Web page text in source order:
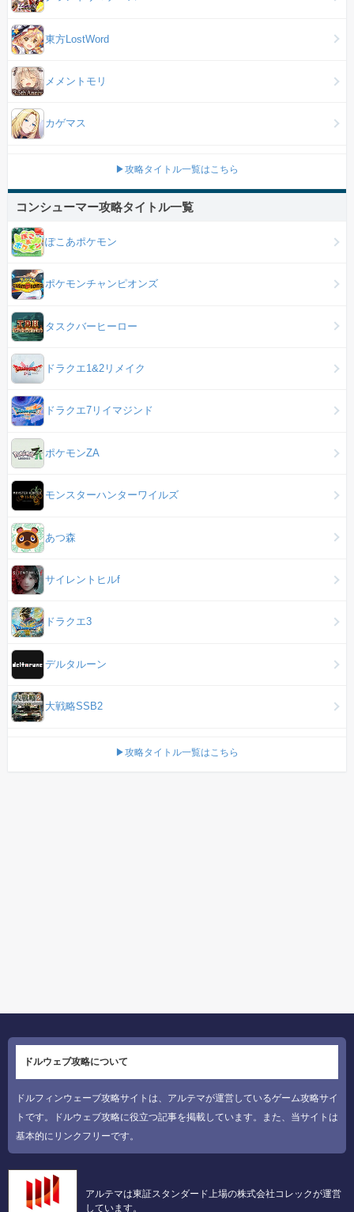
東方LostWord
メメントモリ
カゲマス
▶攻略タイトル一覧はこちら
コンシューマー攻略タイトル一覧
ぽこあポケモン
ポケモンチャンピオンズ
タスクバーヒーロー
ドラクエ1&2リメイク
ドラクエ7リイマジンド
ポケモンZA
モンスターハンターワイルズ
あつ森
サイレントヒルf
ドラクエ3
デルタルーン
大戦略SSB2
▶攻略タイトル一覧はこちら
ドルウェブ攻略について
ドルフィンウェーブ攻略サイトは、アルテマが運営しているゲーム攻略サイ
トです。ドルウェブ攻略に役立つ記事を掲載しています。また、当サイトは
基本的にリンクフリーです。
アルテマは東証スタンダード上場の株式会社コレックが運営
しています。